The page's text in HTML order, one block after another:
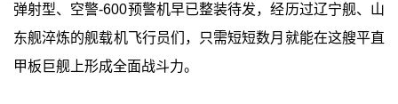
弹射型、空警-600预警机早已整装待发，经历过辽宁舰、山
东舰淬炼的舰载机飞行员们，只需短短数月就能在这艘平直
甲板巨舰上形成全面战斗力。